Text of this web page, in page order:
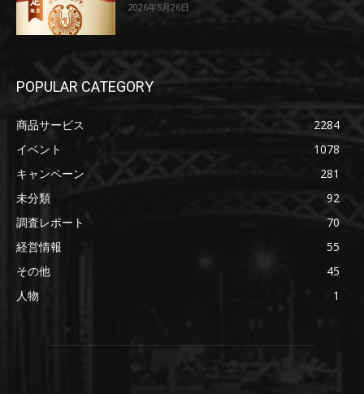
2026年5月26日
POPULAR CATEGORY
商品サービス
2284
イベント
1078
キャンペーン
281
未分類
92
調査レポート
70
経営情報
55
その他
45
人物
1